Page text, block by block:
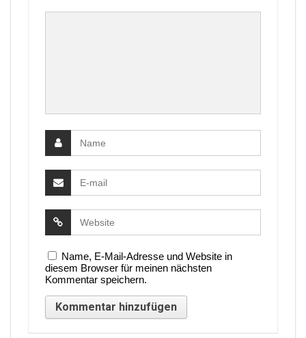
Name, E-Mail-Adresse und Website in
diesem Browser für meinen nächsten
Kommentar speichern.